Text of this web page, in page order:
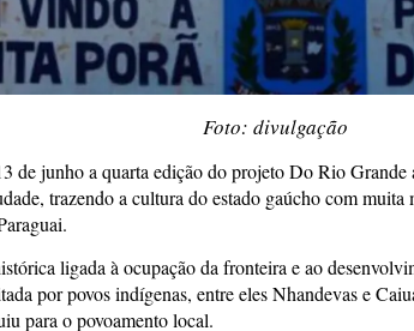
Foto: divulgação
de junho a quarta edição do projeto Do Rio Grande
trazendo a cultura do estado gaúcho com
ligada à ocupação da fronteira e ao
por povos indígenas, entre eles Nhandevas e
para o povoamento local.